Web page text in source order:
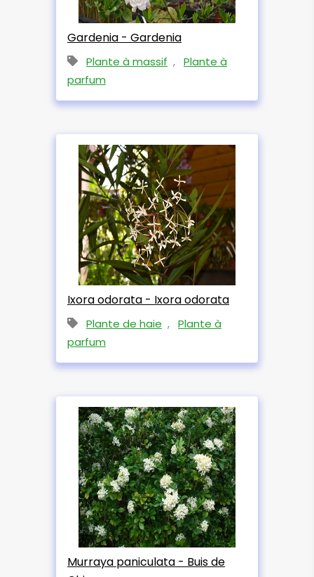
Gardenia - Gardenia
Plante à massif , Plante à
parfum
Ixora odorata - Ixora odorata
Plante de haie , Plante à
parfum
Murraya paniculata - Buis de